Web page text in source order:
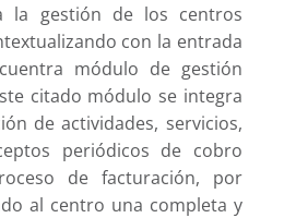
la gestión de los centros
con la entrada
módulo de gestión
citado módulo se integra
de actividades, servicios,
periódicos de cobro
de facturación, por
al centro una completa y